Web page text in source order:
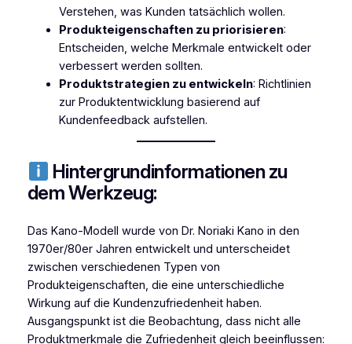
Verstehen, was Kunden tatsächlich wollen.
Produkteigenschaften zu priorisieren:
Entscheiden, welche Merkmale entwickelt oder
verbessert werden sollten.
Produktstrategien zu entwickeln: Richtlinien
zur Produktentwicklung basierend auf
Kundenfeedback aufstellen.
Hintergrundinformationen zu
dem Werkzeug:
Das Kano-Modell wurde von Dr. Noriaki Kano in den
1970er/80er Jahren entwickelt und unterscheidet
zwischen verschiedenen Typen von
Produkteigenschaften, die eine unterschiedliche
Wirkung auf die Kundenzufriedenheit haben.
Ausgangspunkt ist die Beobachtung, dass nicht alle
Produktmerkmale die Zufriedenheit gleich beeinflussen: